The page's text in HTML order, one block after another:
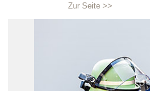
Zur Seite >>